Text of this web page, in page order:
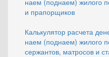
наем (поднаем) жилого
и прапорщиков
Калькулятор расчета
наем (поднаем) жилого
сержантов, матросов и